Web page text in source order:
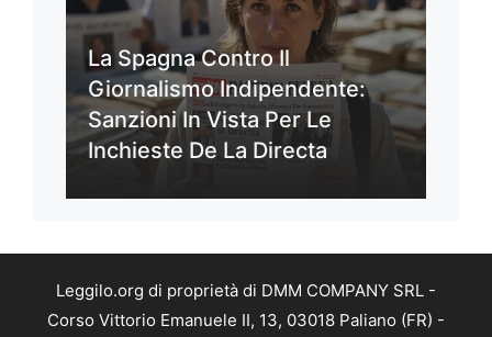
La Spagna Contro Il
Giornalismo Indipendente:
Sanzioni In Vista Per Le
Inchieste De La Directa
Leggilo.org di proprietà di DMM COMPANY SRL -
Corso Vittorio Emanuele II, 13, 03018 Paliano (FR) -